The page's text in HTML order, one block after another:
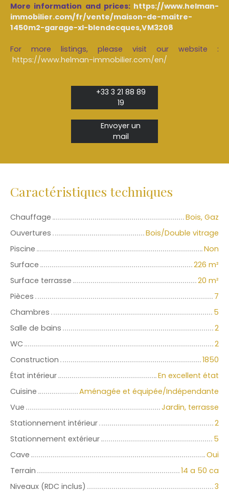
More information and prices: https://www.helman-
immobilier.com/fr/vente/maison-de-maitre-
1450m2-garage-xl-blendecques,VM3208
For more listings, please visit our website :
https://www.helman-immobilier.com/en/
+33 3 21 88 89
19
Envoyer un
mail
Caractéristiques techniques
Chauffage
Bois, Gaz
Ouvertures
Bois/Double vitrage
Piscine
Non
Surface
226 m²
Surface terrasse
20 m²
Pièces
7
Chambres
5
Salle de bains
2
WC
2
Construction
1850
État intérieur
En excellent état
Cuisine
Aménagée et équipée/Indépendante
Vue
Jardin, terrasse
Stationnement intérieur
2
Stationnement extérieur
5
Cave
Oui
Terrain
14 a 50 ca
Niveaux (RDC inclus)
3